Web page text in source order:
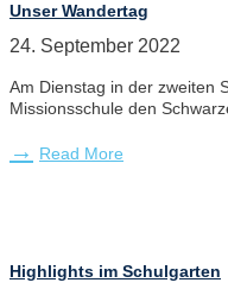
Unser Wandertag
24. September 2022
Am Dienstag in der zweiten
Missionsschule den
Read More
Highlights im Schulgarten